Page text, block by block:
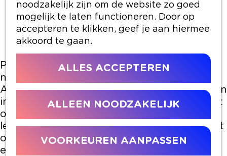
noodzakelijk zijn om de website zo goed
mogelijk te laten functioneren. Door op
accepteren te klikken, geef je aan hiermee
akkoord te gaan.
ALLES ACCEPTEREN
ALLEEN NOODZAKELIJK
VOORKEUREN AANPASSEN
13 maart 2025 | | |
Per 1 april start Justin van Kampen als
nieuwe cultuurmakelaar in de gemeente
Alphen aan den Rijn. Justin heeft zijn sporen
in de culturele sector ruimschoots verdiend:
onder meer als acteur, regisseur, artistiek
leider, adviseur en docent. Hij kijkt ernaar uit
om aan de slag te gaan bij onze gemeente
en het culturele veld te leren kennen.